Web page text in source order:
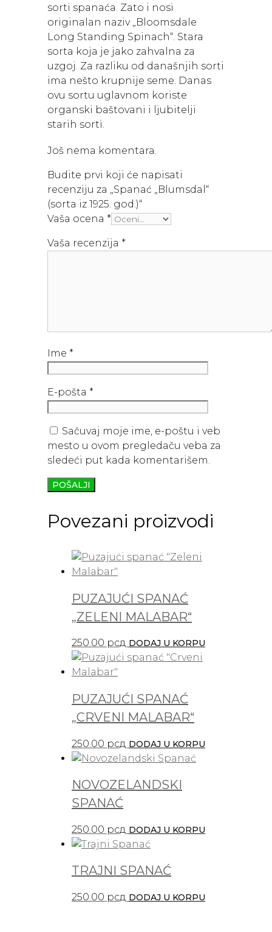
sorti spanaća. Zato i nosi
originalan naziv „Bloomsdale
Long Standing Spinach“. Stara
sorta koja je jako zahvalna za
uzgoj. Za razliku od današnjih sorti
ima nešto krupnije seme. Danas
ovu sortu uglavnom koriste
organski baštovani i ljubitelji
starih sorti.
Još nema komentara.
Budite prvi koji će napisati
recenziju za „Spanać „Blumsdal“
(sorta iz 1925. god.)“
Vaša ocena *
Vaša recenzija *
Ime *
E-pošta *
Sačuvaj moje ime, e-poštu i veb
mesto u ovom pregledaču veba za
sledeći put kada komentarišem.
Povezani proizvodi
PUZAJUĆI SPANAĆ
„ZELENI MALABAR“
250.00 рсд DODAJ U KORPU
PUZAJUĆI SPANAĆ
„CRVENI MALABAR“
250.00 рсд DODAJ U KORPU
NOVOZELANDSKI
SPANAĆ
250.00 рсд DODAJ U KORPU
TRAJNI SPANAĆ
250.00 рсд DODAJ U KORPU